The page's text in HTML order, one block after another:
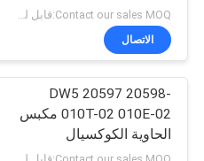
Contact our sales MOQ:قابل للتفاوض
الاتصال
DW5 20597 20598-
010T-02 010E-02 مكبس
الحاوية الكوكسيال
المجهري